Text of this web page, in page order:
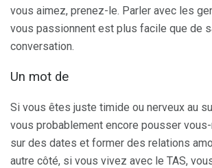
vous aimez, prenez-le. Parler avec les
vous passionnent est plus facile que de
conversation.
Un mot de
Si vous êtes juste timide ou nerveux au
vous probablement encore pousser
sur des dates et former des relations
autre côté, si vous vivez avec le TAS,